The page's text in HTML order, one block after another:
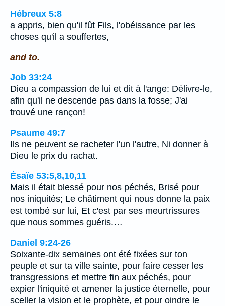
Hébreux 5:8
a appris, bien qu'il fût Fils, l'obéissance par les
choses qu'il a souffertes,
and to.
Job 33:24
Dieu a compassion de lui et dit à l'ange: Délivre-le,
afin qu'il ne descende pas dans la fosse; J'ai
trouvé une rançon!
Psaume 49:7
Ils ne peuvent se racheter l'un l'autre, Ni donner à
Dieu le prix du rachat.
Ésaïe 53:5,8,10,11
Mais il était blessé pour nos péchés, Brisé pour
nos iniquités; Le châtiment qui nous donne la paix
est tombé sur lui, Et c'est par ses meurtrissures
que nous sommes guéris.…
Daniel 9:24-26
Soixante-dix semaines ont été fixées sur ton
peuple et sur ta ville sainte, pour faire cesser les
transgressions et mettre fin aux péchés, pour
expier l'iniquité et amener la justice éternelle, pour
sceller la vision et le prophète, et pour oindre le